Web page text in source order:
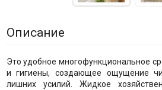
Описание
Это удобное многофункциональное
и гигиены, создающее ощущение
лишних усилий. Жидкое